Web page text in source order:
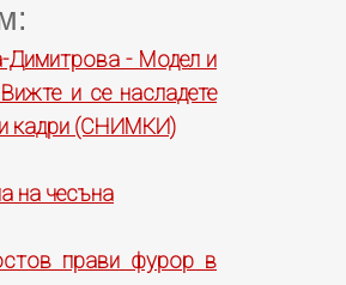
Димитрова - Модел и
и се насладете
кадри (СНИМКИ)
на чесъна
прави фурор в